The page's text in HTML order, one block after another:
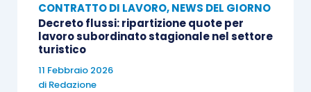
CONTRATTO DI LAVORO,NEWS DEL GIORNO
Decreto flussi: ripartizione quote per
lavoro subordinato stagionale nel settore
turistico
11 Febbraio 2026
di Redazione